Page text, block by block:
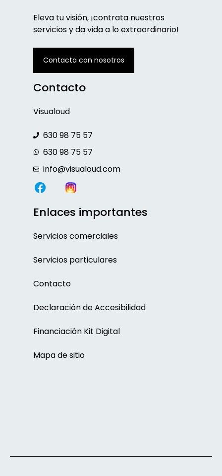
Eleva tu visión, ¡contrata nuestros
servicios y da vida a lo extraordinario!
Contacta con nosotros
Contacto
Visualoud
630 98 75 57
630 98 75 57
info@visualoud.com
Enlaces importantes
Servicios comerciales
Servicios particulares
Contacto
Declaración de Accesibilidad
Financiación Kit Digital
Mapa de sitio